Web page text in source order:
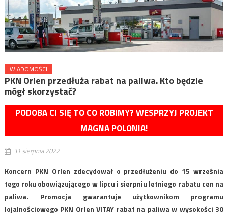
WIADOMOŚCI
PKN Orlen przedłuża rabat na paliwa. Kto będzie
mógł skorzystać?
PODOBA CI SIĘ TO CO ROBIMY? WESPRZYJ PROJEKT
MAGNA POLONIA!
31 sierpnia 2022
Koncern PKN Orlen zdecydował o przedłużeniu do 15 września
tego roku obowiązującego w lipcu i sierpniu letniego rabatu cen na
paliwa. Promocja gwarantuje użytkownikom programu
lojalnościowego PKN Orlen VITAY rabat na paliwa w wysokości 30